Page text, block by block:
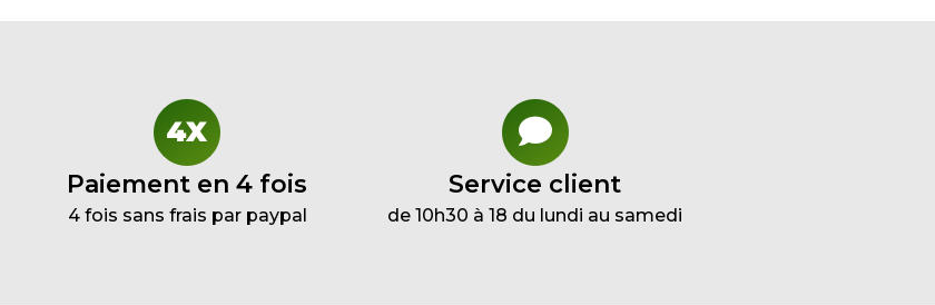
Paiement en 4 fois
4 fois sans frais par paypal
Service client
de 10h30 à 18 du lundi au samedi